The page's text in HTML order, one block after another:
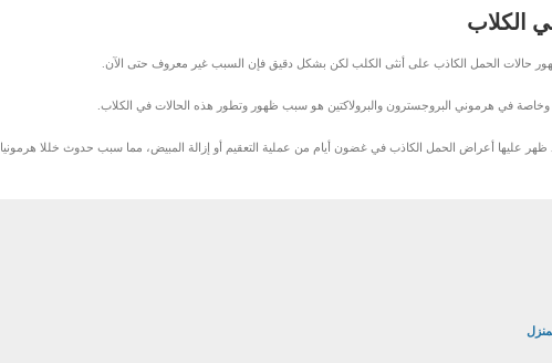
الكلاب
حالات الحمل الكاذب على أنثى الكلب لكن بشكل دقيق فإن السبب غير معروف حتى الآن.
وخاصة في هرموني البروجسترون والبرولاكتين هو سبب ظهور وتطور هذه الحالات في الكلاب.
ظهر عليها أعراض الحمل الكاذب في غضون أيام من عملية التعقيم أو إزالة المبيض، مما سبب حدوث خللا هرمونيا